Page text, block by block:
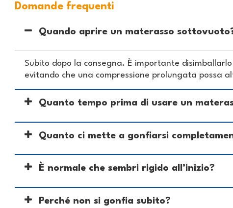
Domande frequenti
Quando aprire un materasso
Subito dopo la consegna. È importante
evitando che una compressione prolungata possa
Quanto tempo prima di usare un
Quanto ci mette a gonfiarsi
È normale che sembri rigido all’inizio?
Perché non si gonfia subito?